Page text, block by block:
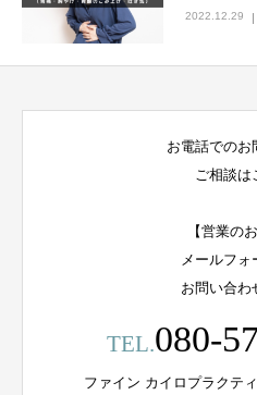
2022.12.29
お電話でのお
ご相談は
【営業の
メールフォ
お問い合わ
TEL.080-
ファイン カイロプラクテ